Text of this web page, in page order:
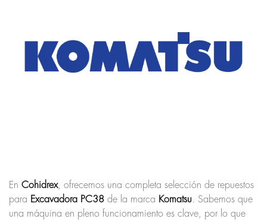
En Cohidrex, ofrecemos una completa selección de repuestos
para Excavadora PC38 de la marca Komatsu. Sabemos que
una máquina en pleno funcionamiento es clave, por lo que